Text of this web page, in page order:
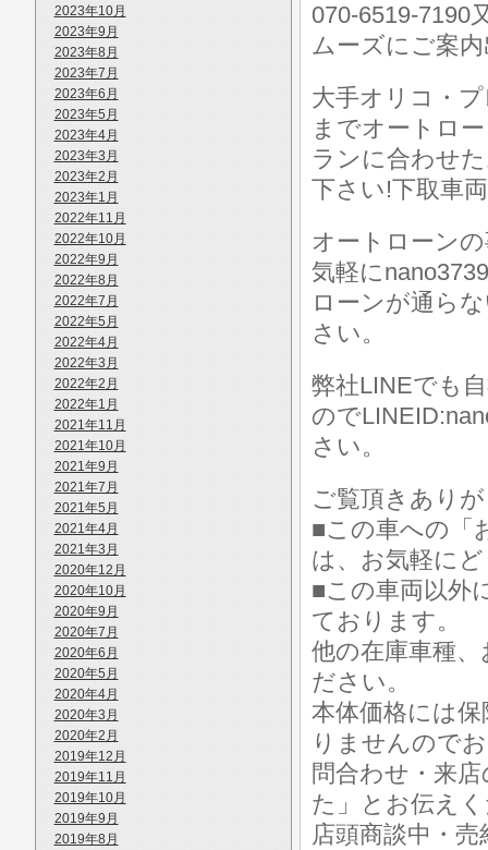
2023年10月
2023年9月
2023年8月
2023年7月
2023年6月
2023年5月
2023年4月
2023年3月
2023年2月
2023年1月
2022年11月
2022年10月
2022年9月
2022年8月
2022年7月
2022年5月
2022年4月
2022年3月
2022年2月
2022年1月
2021年11月
2021年10月
2021年9月
2021年7月
2021年5月
2021年4月
2021年3月
2020年12月
2020年10月
2020年9月
2020年7月
2020年6月
2020年5月
2020年4月
2020年3月
2020年2月
2019年12月
2019年11月
2019年10月
2019年9月
2019年8月
070-6519-7190
ムーズにご案
大手オリコ・
までオートロ
ランに合わせ
下さい!下取車
オートローン
気軽に
ローンが通ら
さい。
弊社LINEでも
ので
さい。
ご覧頂きあり
■この車への「
は、お気軽に
■この車両以外
ております。
他の在庫車種
ださい。
本体価格には
りませんので
問合わせ・来
た」とお伝え
店頭商談中・